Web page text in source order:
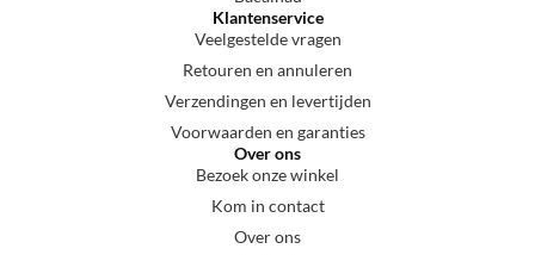
Klantenservice
Veelgestelde vragen
Retouren en annuleren
Verzendingen en levertijden
Voorwaarden en garanties
Over ons
Bezoek onze winkel
Kom in contact
Over ons